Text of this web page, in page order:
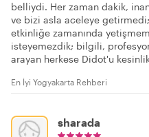
belliydi. Her zaman dakik,
ve bizi asla aceleye
etkinliğe zamanında
isteyemezdik; bilgili,
arayan herkese Didot'u
En İyi Yogyakarta Rehberi
sharada